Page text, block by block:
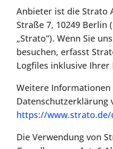
Anbieter ist die Strato
Straße 7, 10249 Berlin
„Strato“). Wenn Sie
besuchen, erfasst
Logfiles inklusive Ihrer
Weitere Informationen
Datenschutzerklärung
https://
Die Verwendung von